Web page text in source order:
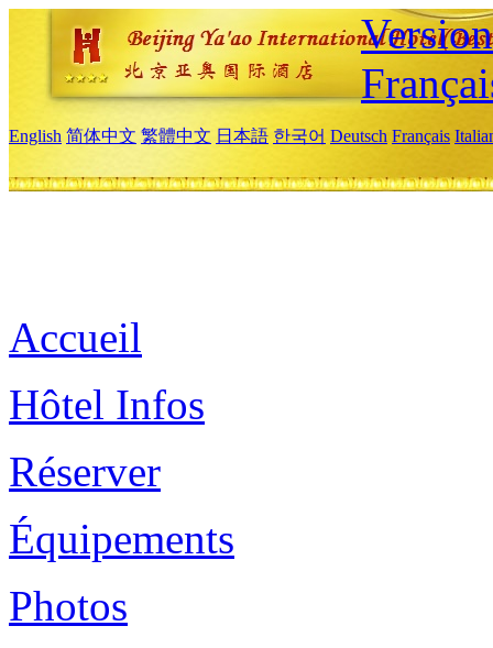
English 简体中文 繁體中文 日本語 한국어 Deutsch Français
Accueil
Hôtel Infos
Réserver
Équipements
Photos